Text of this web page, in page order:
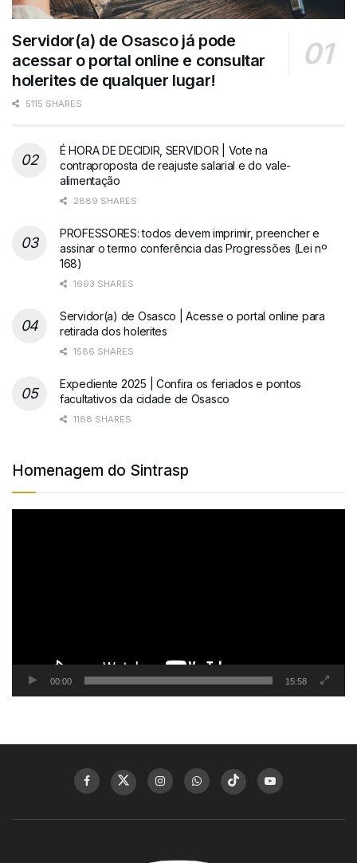
Servidor(a) de Osasco já pode
acessar o portal online e consultar
holerites de qualquer lugar!
5115 SHARES
É HORA DE DECIDIR, SERVIDOR | Vote na
contraproposta de reajuste salarial e do vale-
alimentação
2889 SHARES
PROFESSORES: todos devem imprimir, preencher e
assinar o termo conferência das Progressões (Lei nº
168)
1693 SHARES
Servidor(a) de Osasco | Acesse o portal online para
retirada dos holerites
1586 SHARES
Expediente 2025 | Confira os feriados e pontos
facultativos da cidade de Osasco
1188 SHARES
Homenagem do Sintrasp
00:00 15:58